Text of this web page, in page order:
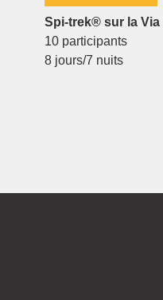
Spi-trek® sur la
10 participants
8 jours/7 nuits